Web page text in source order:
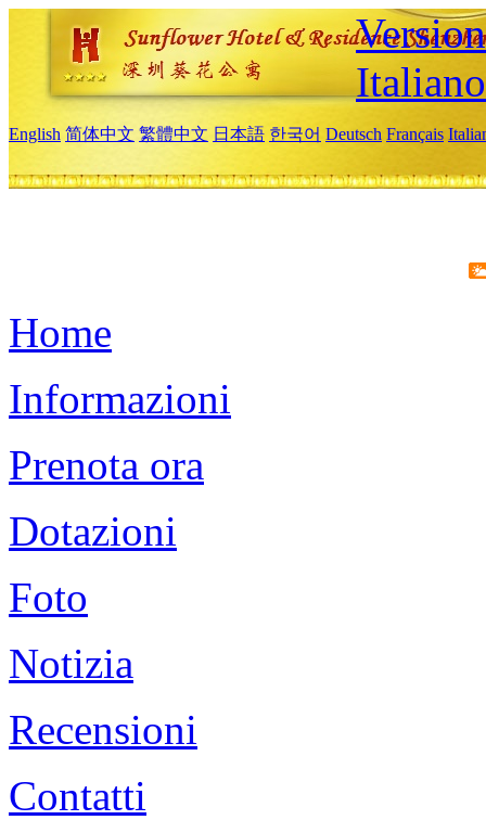
Italiano
English 简体中文 繁體中文 日本語 한국어 Deutsch Français
Home
Informazioni
Prenota ora
Dotazioni
Foto
Notizia
Recensioni
Contatti